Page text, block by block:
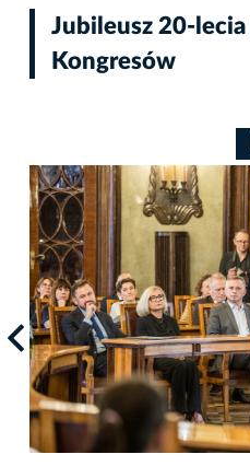
Jubileusz 20-
Kongresów